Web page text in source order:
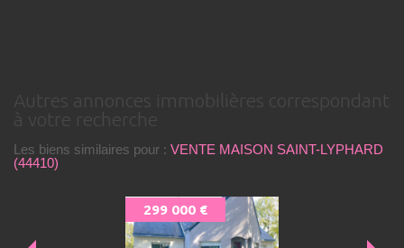
autres annonces immobilières correspondant
à votre recherche
Les biens similaires pour : VENTE MAISON SAINT-LYPHARD
(44410)